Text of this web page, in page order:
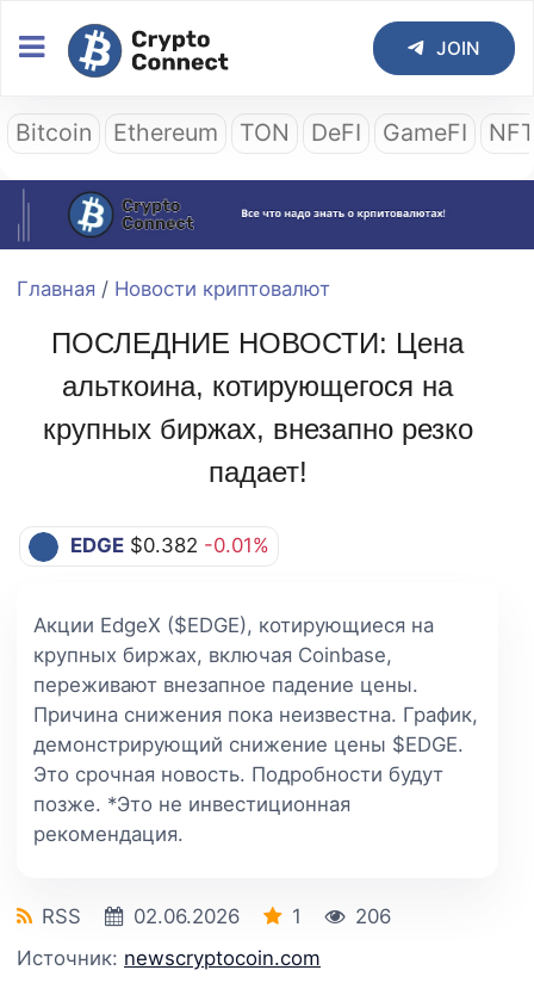
JOIN
Bitcoin Ethereum TON DeFI GameFI
Главная / Новости криптовалют
ПОСЛЕДНИЕ НОВОСТИ: Цена
альткоина, котирующегося на
крупных биржах, внезапно резко
падает!
EDGE $0.382 -0.01%
Акции EdgeX ($EDGE), котирующиеся на
крупных биржах, включая Coinbase,
переживают внезапное падение цены.
Причина снижения пока неизвестна. График,
демонстрирующий снижение цены $EDGE.
Это срочная новость. Подробности будут
позже. *Это не инвестиционная
рекомендация.
RSS 02.06.2026 1
206
Источник: newscryptocoin.com